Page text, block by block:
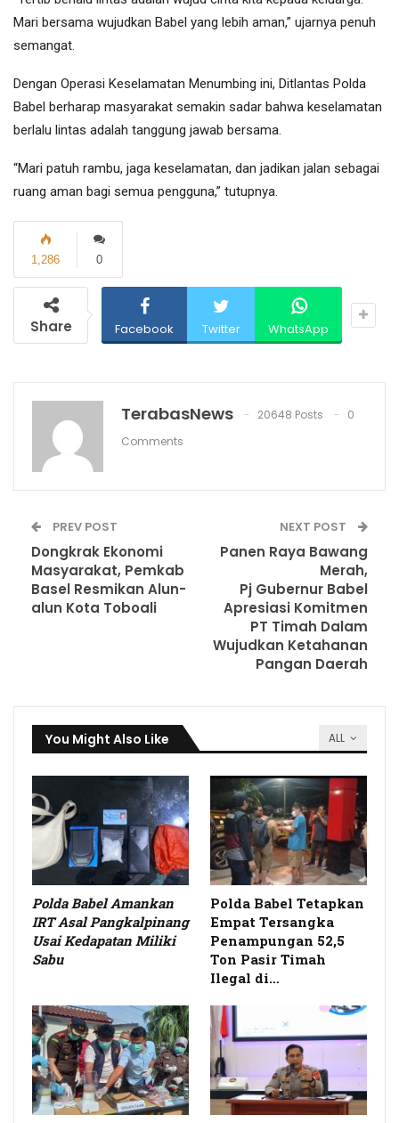
Mari bersama wujudkan Babel yang lebih aman,” ujarnya penuh
semangat.
Dengan Operasi Keselamatan Menumbing ini, Ditlantas Polda
Babel berharap masyarakat semakin sadar bahwa keselamatan
berlalu lintas adalah tanggung jawab bersama.
“Mari patuh rambu, jaga keselamatan, dan jadikan jalan sebagai
ruang aman bagi semua pengguna,” tutupnya.
0
1,286
Share Facebook Twitter WhatsApp
TerabasNews 20648 Posts
0
Comments
PREV POST
Dongkrak Ekonomi
Masyarakat, Pemkab
Basel Resmikan Alun-
alun Kota Toboali
NEXT POST
Panen Raya Bawang
Merah,
Pj Gubernur Babel
Apresiasi Komitmen
PT Timah Dalam
Wujudkan Ketahanan
Pangan Daerah
ALL
You Might Also Like
Polda Babel Amankan
IRT Asal Pangkalpinang
Usai Kedapatan Miliki
Sabu
Polda Babel Tetapkan
Empat Tersangka
Penampungan 52,5
Ton Pasir Timah
Ilegal di…